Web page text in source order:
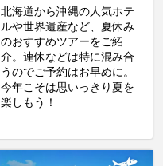
北海道から沖縄の人気ホテ
ルや世界遺産など、夏休み
のおすすめツアーをご紹
介。連休などは特に混み合
うのでご予約はお早めに。
今年こそは思いっきり夏を
楽しもう！